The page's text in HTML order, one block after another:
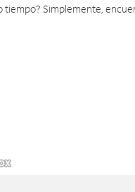
tiempo? Simplemente,